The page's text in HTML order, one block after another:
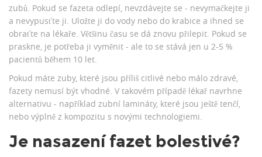
zubů. Pokud se fazeta odlepí, nevzdávejte se - nevymačkejte ji
a nevypusťte ji. Uložte ji do vody nebo do krabice a ihned se
obraťte na lékaře. Většinu času se dá znovu přilepit. Pokud se
praskne, je potřeba ji vyměnit - ale to se stává jen u 2-5 %
pacientů během 10 let.
Pokud máte zuby, které jsou příliš citlivé nebo málo zdravé,
fazety nemusí být vhodné. V takovém případě lékař navrhne
alternativu - například zubní lamináty, které jsou ještě tenčí,
nebo výplně z kompozitu s novými technologiemi.
Je nasazení fazet bolestivé?